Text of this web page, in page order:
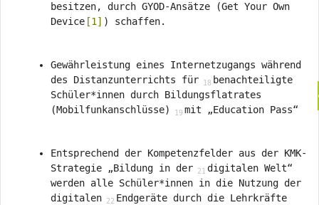
besitzen, durch GYOD-Ansätze (Get Your Own
Device [1] ) schaffen.
Gewährleistung eines Internetzugangs während
des Distanzunterrichts für
benachteiligte
Schüler*innen durch Bildungsflatrates
(Mobilfunkanschlüsse)
mit „Education Pass“
Entsprechend der Kompetenzfelder aus der KMK-
Strategie „Bildung in der
digitalen Welt“
werden alle Schüler*innen in die Nutzung der
digitalen
Endgeräte durch die Lehrkräfte